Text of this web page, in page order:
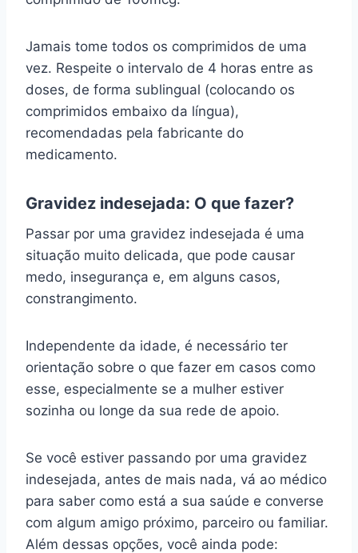
Jamais tome todos os comprimidos de uma
vez. Respeite o intervalo de 4 horas entre as
doses, de forma sublingual (colocando os
comprimidos embaixo da língua),
recomendadas pela fabricante do
medicamento.
Gravidez indesejada: O que fazer?
Passar por uma gravidez indesejada é uma
situação muito delicada, que pode causar
medo, insegurança e, em alguns casos,
constrangimento.
Independente da idade, é necessário ter
orientação sobre o que fazer em casos como
esse, especialmente se a mulher estiver
sozinha ou longe da sua rede de apoio.
Se você estiver passando por uma gravidez
indesejada, antes de mais nada, vá ao médico
para saber como está a sua saúde e converse
com algum amigo próximo, parceiro ou familiar.
Além dessas opções, você ainda pode: